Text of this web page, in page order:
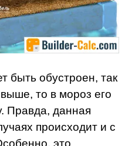
быть обустроен, так
выше, то в мороз его
Правда, данная
происходит и с
это